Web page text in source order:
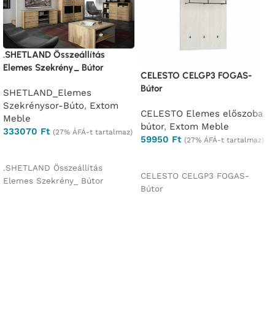
.SHETLAND Összeállítás
Elemes Szekrény_ Bútor
SHETLAND_Elemes
Szekrénysor-Búto, Extom
Meble
333070 Ft (27% ÁFÁ-t tartalmaz)
.SHETLAND Összeállítás
Elemes Szekrény_ Bútor
CELESTO CELGP3 FOGAS-
Bútor
CELESTO Elemes előszoba
bútor, Extom Meble
59950 Ft (27% ÁFÁ-t tartalmaz)
CELESTO CELGP3 FOGAS-
Bútor